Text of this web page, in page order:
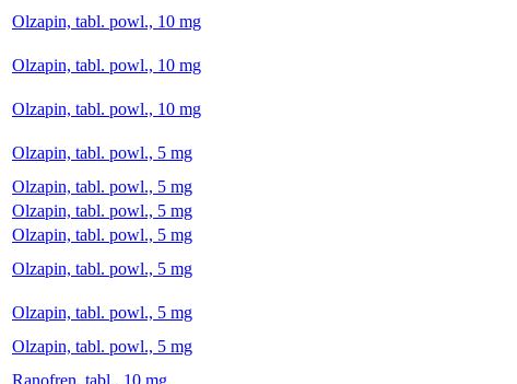
Olzapin, tabl. powl., 10 mg
Olzapin, tabl. powl., 10 mg
Olzapin, tabl. powl., 10 mg
Olzapin, tabl. powl., 5 mg
Olzapin, tabl. powl., 5 mg
Olzapin, tabl. powl., 5 mg
Olzapin, tabl. powl., 5 mg
Olzapin, tabl. powl., 5 mg
Olzapin, tabl. powl., 5 mg
Olzapin, tabl. powl., 5 mg
Ranofren, tabl., 10 mg